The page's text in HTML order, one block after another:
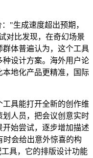
"生成速度超出预期，
对比发现，在奇幻场景
体普遍认为，这个工具
设计方案。海外用户论
地化产品更精准，国际
具能打开全新的创作维
人员，把会议创意实时
始尝试，逐步增加描述
会给出意外惊喜的构
具，它的排版设计功能